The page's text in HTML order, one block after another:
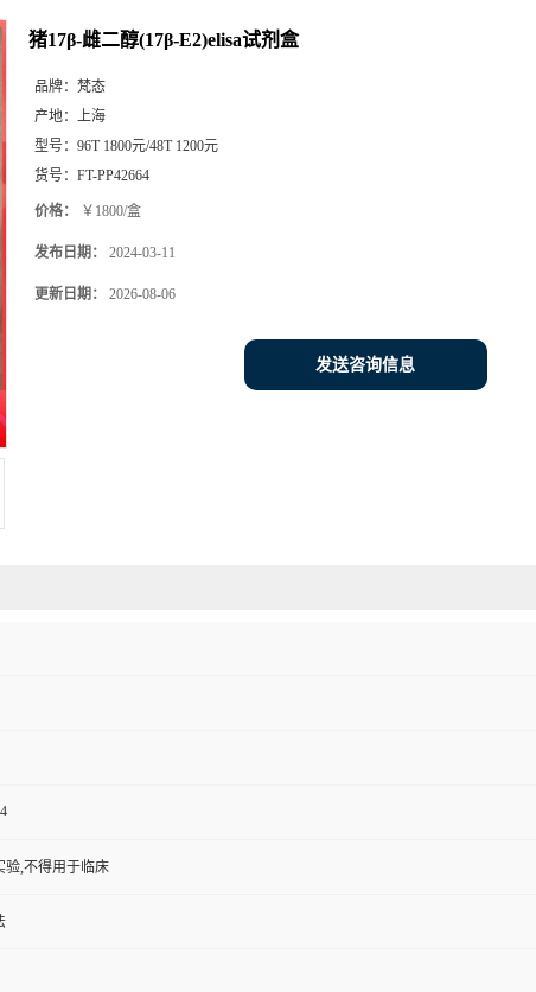
猪17β-雌二醇(17β-E2)elisa试剂盒
品牌： 梵态
产地： 上海
型号： 96T 1800元/48T 1200元
货号： FT-PP42664
价格： ￥1800/盒
发布日期： 2024-03-11
更新日期： 2026-08-06
发送咨询信息
验,不得用于临床